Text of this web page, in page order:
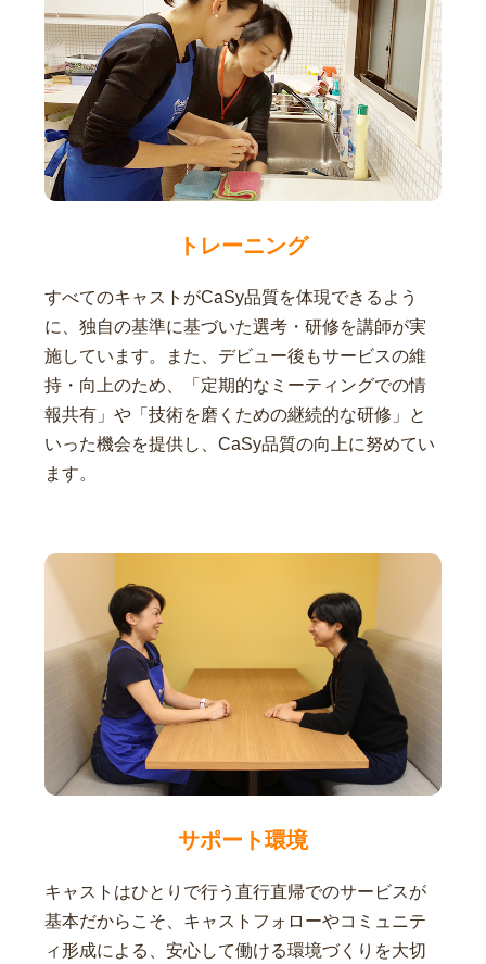
トレーニング
すべてのキャストがCaSy品質を体現できるよう
に、独自の基準に基づいた選考・研修を講師が実
施しています。また、デビュー後もサービスの維
持・向上のため、「定期的なミーティングでの情
報共有」や「技術を磨くための継続的な研修」と
いった機会を提供し、CaSy品質の向上に努めてい
ます。
サポート環境
キャストはひとりで行う直行直帰でのサービスが
基本だからこそ、キャストフォローやコミュニテ
ィ形成による、安心して働ける環境づくりを大切